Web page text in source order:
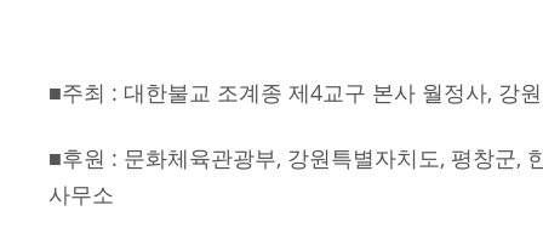
■주최 : 대한불교 조계종 제4교구 본사 월정사, 강
■후원 : 문화체육관광부, 강원특별자치도, 평창군,
사무소